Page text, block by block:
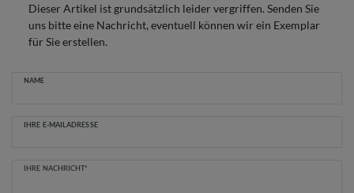
Dieser Artikel ist grundsätzlich leider vergriffen. Senden Sie
uns bitte eine Nachricht, eventuell können wir ein Exemplar
für Sie erstellen.
NAME
IHRE E-MAILADRESSE
IHRE NACHRICHT*
Ceres::Template.mailFormHoneypotLabel